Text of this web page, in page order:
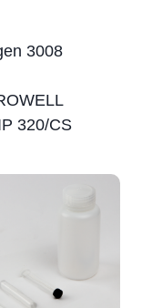
3008
320/CS